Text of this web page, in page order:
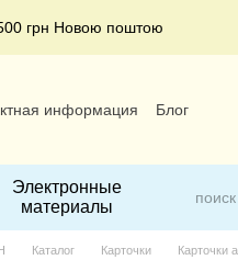
грн Новою поштою
информация
Блог
Электронные
материалы
Каталог Карточки Карточки